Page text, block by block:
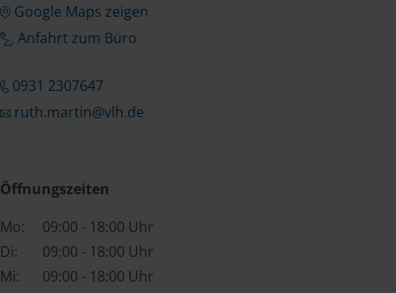
Google Maps zeigen
Anfahrt zum Büro
0931 2307647
ruth.martin@vlh.de
Öffnungszeiten
Mo:
09:00 - 18:00 Uhr
Di:
09:00 - 18:00 Uhr
Mi:
09:00 - 18:00 Uhr